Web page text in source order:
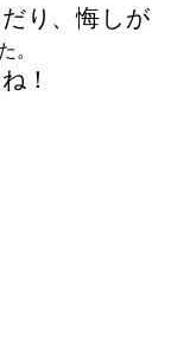
り、悔しが
。
！